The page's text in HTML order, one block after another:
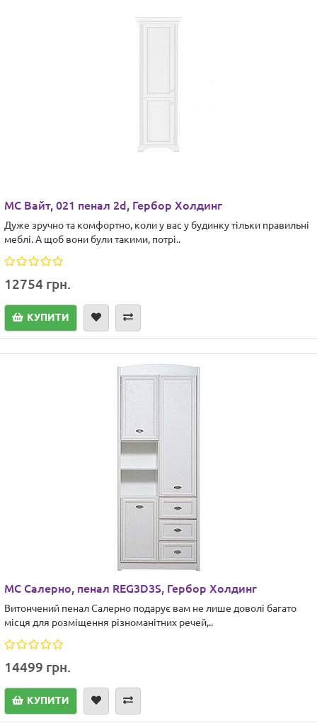
МС Вайт, 021 пенал 2d, Гербор Холдинг
Дуже зручно та комфортно, коли у вас у будинку тільки правильні
меблі. А щоб вони були такими, потрі..
12754 грн.
КУПИТИ
МС Салерно, пенал REG3D3S, Гербор Холдинг
Витончений пенал Салерно подарує вам не лише доволі багато
місця для розміщення різноманітних речей,..
14499 грн.
КУПИТИ